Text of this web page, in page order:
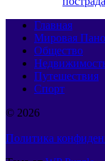
Главная
Мировая
Общество
Путешествия
Спорт
© 2026
Политика